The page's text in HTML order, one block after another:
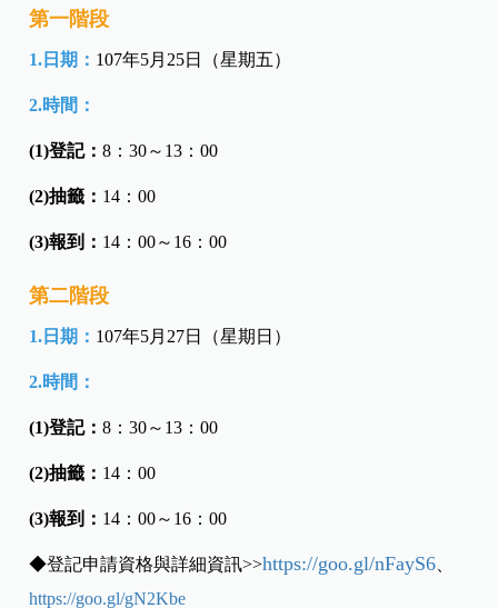
第一階段
1.日期： 107年5月25日（星期五）
2.時間：
(1)登記：8：30～13：00
(2)抽籤： 14：00
(3)報到： 14：00～16：00
第二階段
1.日期： 107年5月27日（星期日）
2.時間：
(1)登記：8：30～13：00
(2)抽籤： 14：00
(3)報到： 14：00～16：00
◆登記申請資格與詳細資訊>>https://goo.gl/nFayS6
https://goo.gl/gN2Kbe